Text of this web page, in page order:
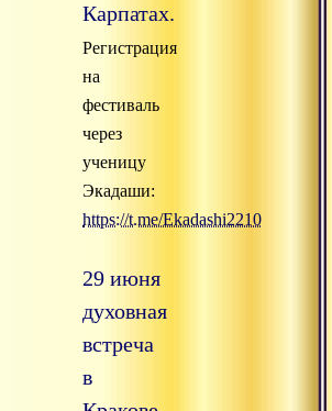
Карпатах.
Регистрация
на
фестиваль
через
ученицу
Экадаши:
https://t.me/Ekadashi2210
29 июня
духовная
встреча
в